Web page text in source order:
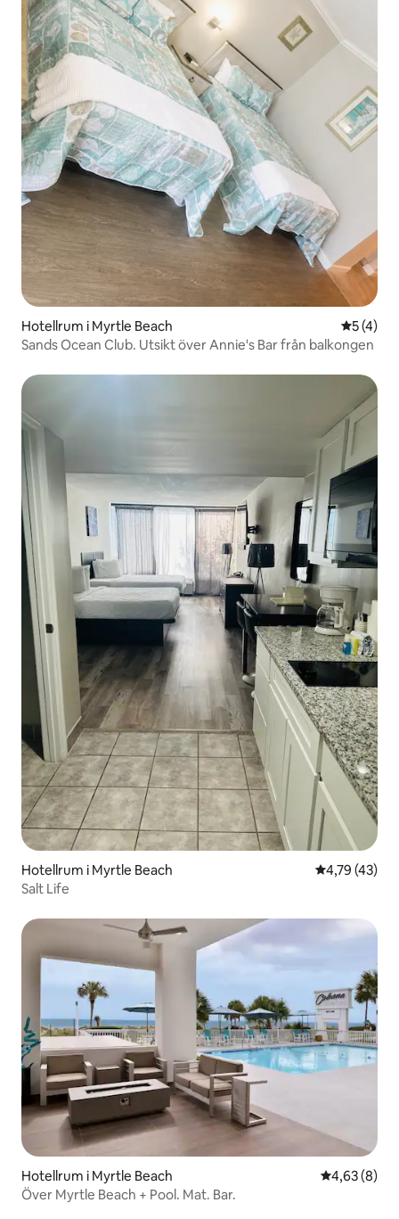
Hotellrum i Myrtle Beach 5 av 5 i
5 (4)
Sands Ocean Club. Utsikt över Annie's Bar från balkongen
Hotellrum i Myrtle Beach 4,79 av 5 i
4,79 (43)
Salt Life
Hotellrum i Myrtle Beach 4,63 av 5 i
4,63 (8)
Över Myrtle Beach + Pool. Mat. Bar.